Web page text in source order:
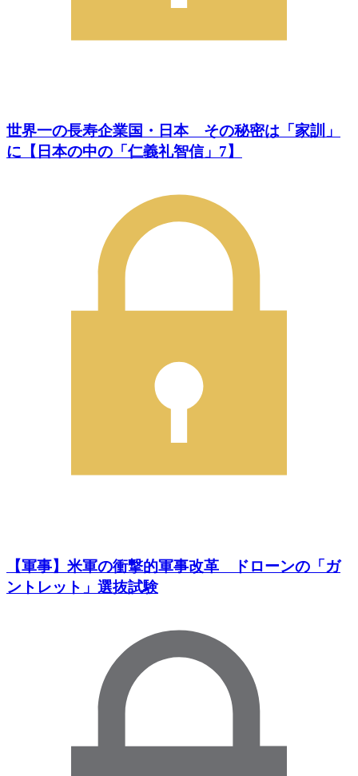
世界一の長寿企業国・日本 その秘密は「家訓」
に【日本の中の「仁義礼智信」7】
【軍事】米軍の衝撃的軍事改革 ドローンの「ガ
ントレット」選抜試験